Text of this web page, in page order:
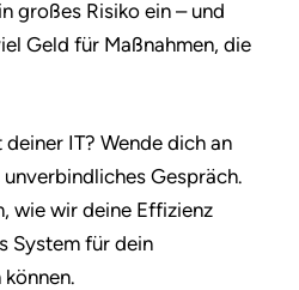
großes Risiko ein – und
Geld für Maßnahmen, die
IT? Wende dich an
Gespräch.
wie wir deine Effizienz
System für dein